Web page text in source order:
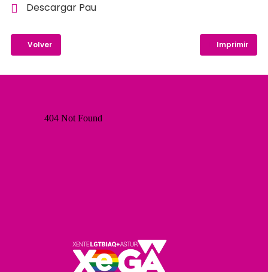
Descargar Pau
Volver Imprimir